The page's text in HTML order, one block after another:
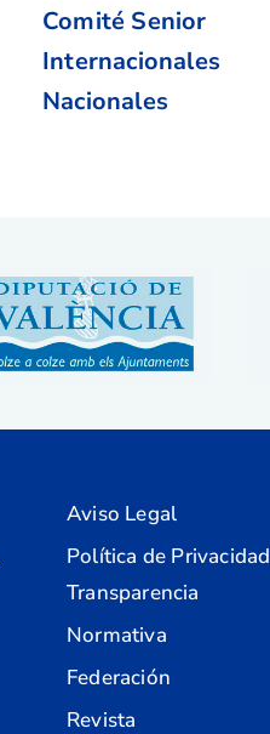
Comité Senior
Internacionales
Nacionales
Aviso Legal
Política de Privacidad
Transparencia
Normativa
Federación
Revista